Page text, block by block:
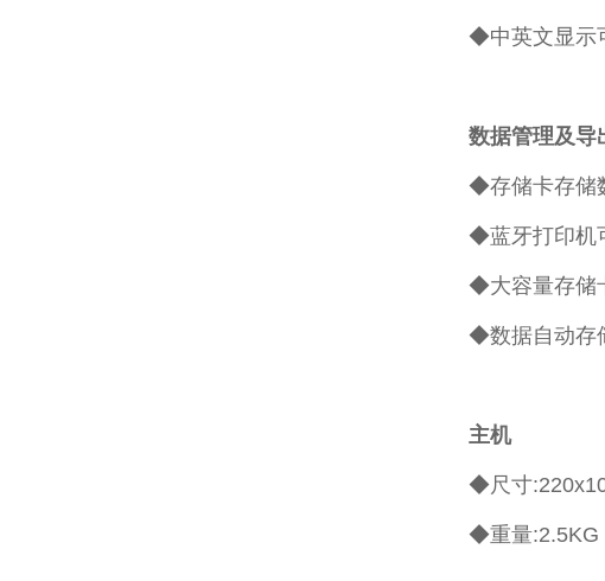
◆中英文显示
数据管理及导
◆存储卡存储
◆蓝牙打印机
◆大容量存储
◆数据自动存
主机
◆尺寸
◆重量:2.5KG